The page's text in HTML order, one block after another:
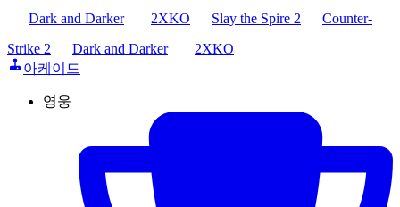
Dark and Darker
2XKO Slay the Spire 2
Counter-
Strike 2
Dark and Darker
2XKO
아케이드
영웅